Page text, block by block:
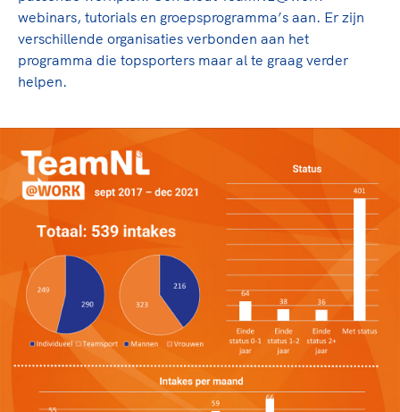
Lees verder
En wat mag vooral niet? Een gedragscode geeft
hier richting aan en is dus een belangrijk
onderdeel van het clubbeleid rondom gewenst en
ongewenst gedrag.
webinars, tutorials en groepsprogramma’s aan. Er zijn
verschillende organisaties verbonden aan het
programma die topsporters maar al te graag verder
helpen.